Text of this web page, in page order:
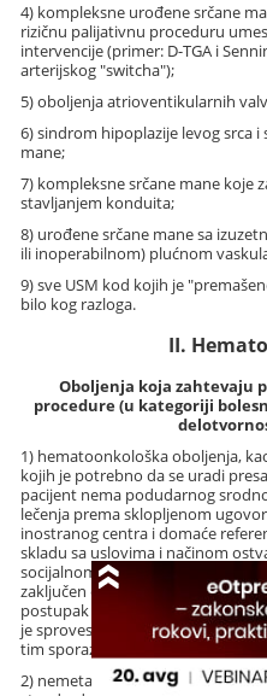
4) kompleksne urođene srčane
rizičnu palijativnu proceduru
intervencije (primer: D-TGA i
arterijskog "switcha");
5) oboljenja atrioventikularnih
6) sindrom hipoplazije levog srca
mane;
7) kompleksne srčane mane koje
stavljanjem konduita;
8) urođene srčane mane sa
ili inoperabilnom) plućnom
9) sve USM kod kojih je
bilo kog razloga.
II.
Oboljenja koja zahtevaju
procedure (u kategoriji
1) hematoonkološka oboljenja,
kojih je potrebno da se uradi
pacijent nema podudarnog
lečenja prema sklopljenom
inostranog centra i domaće
skladu sa uslovima i načinom
socijalnom osiguranju sa Italijom,
zaključen odgovarajući sporazum
postupak lečenja uz prethodnu
je sprovesti primenom
tim sporazumom;
2) nemetastatski tumori lica u